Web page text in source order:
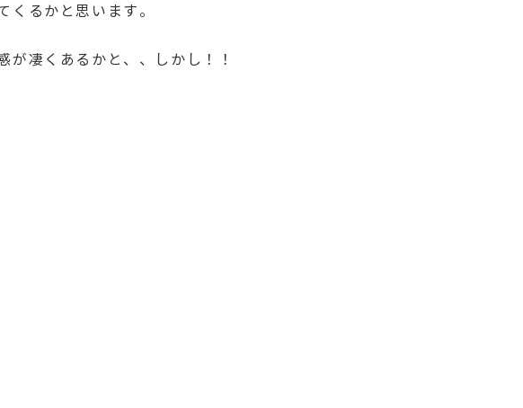
くるかと思います。
が凄くあるかと、、しかし！！